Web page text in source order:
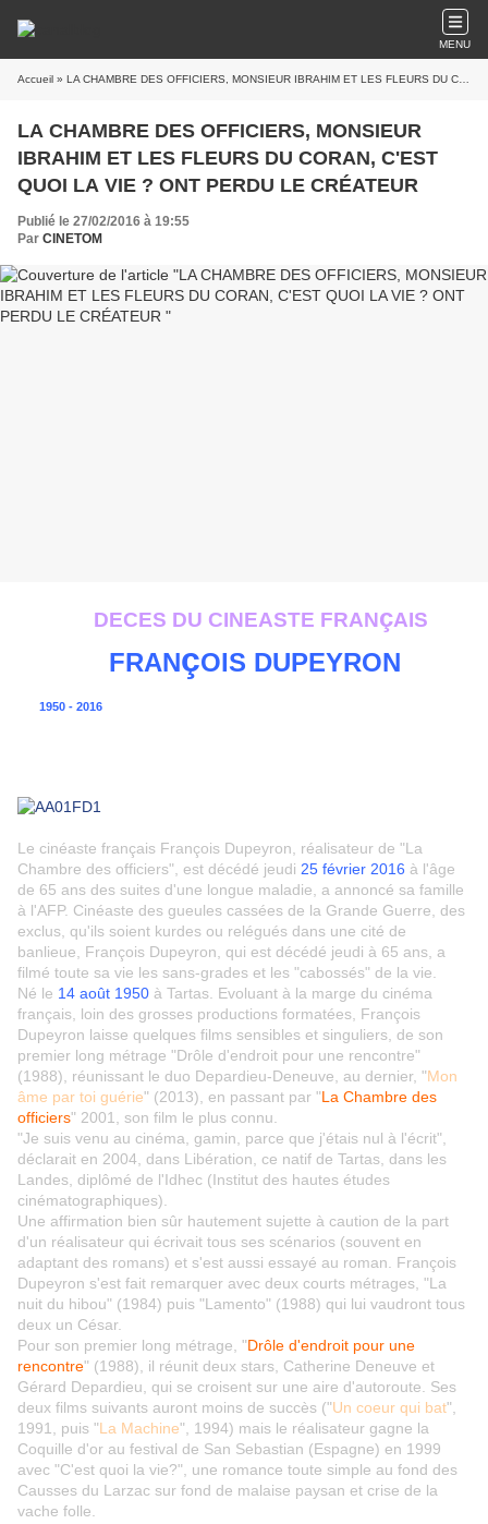
MENU
Accueil » LA CHAMBRE DES OFFICIERS, MONSIEUR IBRAHIM ET LES FLEURS DU CORAN, C'EST QUOI LA VIE ? ONT PERDU LE CRÉATEUR
LA CHAMBRE DES OFFICIERS, MONSIEUR
IBRAHIM ET LES FLEURS DU CORAN, C'EST
QUOI LA VIE ? ONT PERDU LE CRÉATEUR
Publié le 27/02/2016 à 19:55
Par CINETOM
DECES DU CINEASTE FRANçAIS
FRANçOIS DUPEYRON
1950 - 2016
Le cinéaste français François Dupeyron, réalisateur de "La
Chambre des officiers", est décédé jeudi 25 février 2016 à l'âge
de 65 ans des suites d'une longue maladie, a annoncé sa famille
à l'AFP. Cinéaste des gueules cassées de la Grande Guerre, des
exclus, qu'ils soient kurdes ou relégués dans une cité de
banlieue, François Dupeyron, qui est décédé jeudi à 65 ans, a
filmé toute sa vie les sans-grades et les "cabossés" de la vie.
Né le 14 août 1950 à Tartas. Evoluant à la marge du cinéma
français, loin des grosses productions formatées, François
Dupeyron laisse quelques films sensibles et singuliers, de son
premier long métrage "Drôle d'endroit pour une rencontre"
(1988), réunissant le duo Depardieu-Deneuve, au dernier, "Mon
âme par toi guérie" (2013), en passant par "La Chambre des
officiers" 2001, son film le plus connu.
"Je suis venu au cinéma, gamin, parce que j'étais nul à l'écrit",
déclarait en 2004, dans Libération, ce natif de Tartas, dans les
Landes, diplômé de l'Idhec (Institut des hautes études
cinématographiques).
Une affirmation bien sûr hautement sujette à caution de la part
d'un réalisateur qui écrivait tous ses scénarios (souvent en
adaptant des romans) et s'est aussi essayé au roman. François
Dupeyron s'est fait remarquer avec deux courts métrages, "La
nuit du hibou" (1984) puis "Lamento" (1988) qui lui vaudront tous
deux un César.
Pour son premier long métrage, "Drôle d'endroit pour une
rencontre" (1988), il réunit deux stars, Catherine Deneuve et
Gérard Depardieu, qui se croisent sur une aire d'autoroute. Ses
deux films suivants auront moins de succès ("Un coeur qui bat",
1991, puis "La Machine", 1994) mais le réalisateur gagne la
Coquille d'or au festival de San Sebastian (Espagne) en 1999
avec "C'est quoi la vie?", une romance toute simple au fond des
Causses du Larzac sur fond de malaise paysan et crise de la
vache folle.